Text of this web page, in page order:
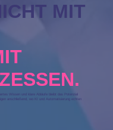
MIT
Wissen und klare Abläufe bleibt das Potenzial
anschließend, wo KI und Automatisierung echten